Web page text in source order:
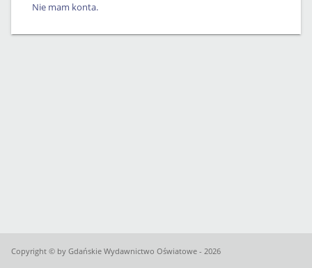
Nie mam konta.
Copyright © by Gdańskie Wydawnictwo Oświatowe - 2026